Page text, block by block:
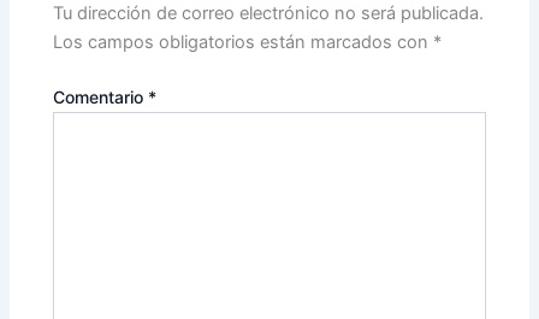
Tu dirección de correo electrónico no será publicada.
Los campos obligatorios están marcados con *
Comentario *